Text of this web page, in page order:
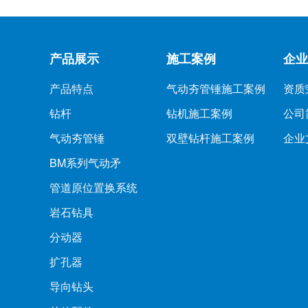
产品展示
产品特点
钻杆
气动夯管锤
BM系列气动矛
管道原位置换系统
岩石钻具
分动器
扩孔器
导向钻头
施工案例
气动夯管锤施工案例
钻机施工案例
双壁钻杆施工案例
企
资
公
企